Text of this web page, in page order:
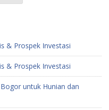
& Prospek Investasi
& Prospek Investasi
untuk Hunian dan